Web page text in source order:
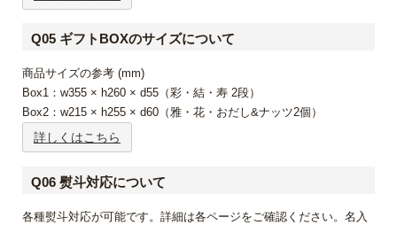
Q05 ギフトBOXのサイズについて
商品サイズの参考 (mm)
Box1：w355 × h260 × d55（彩・結・寿 2段）
Box2：w215 × h255 × d60（雅・花・おだし&ナッツ2個）
詳しくはこちら
Q06 熨斗対応について
各種熨斗対応が可能です。詳細は各ページをご確認ください。名入